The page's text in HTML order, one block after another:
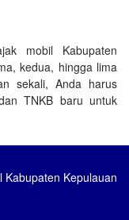
mobil Kabupaten
kedua, hingga lima
sekali, Anda harus
TNKB baru untuk
Kepulauan